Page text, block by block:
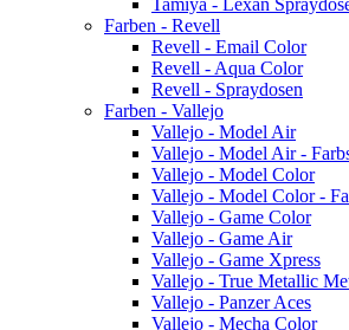
Tamiya - Lexan
Farben - Revell
Revell - Email Color
Revell - Aqua Color
Revell - Spraydosen
Farben - Vallejo
Vallejo - Model Air
Vallejo - Model Air -
Vallejo - Model Color
Vallejo - Model Color -
Vallejo - Game Color
Vallejo - Game Air
Vallejo - Game Xpress
Vallejo - True Metallic
Vallejo - Panzer Aces
Vallejo - Mecha Color